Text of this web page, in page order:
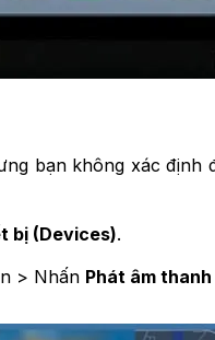
bạn không xác
bị (Devices).
> Nhấn Phát âm